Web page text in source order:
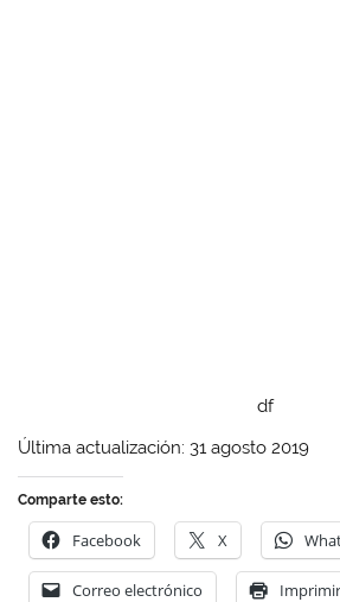
df
Última actualización: 31 agosto 2019
Comparte esto:
Facebook X
Correo electrónico Imprimir